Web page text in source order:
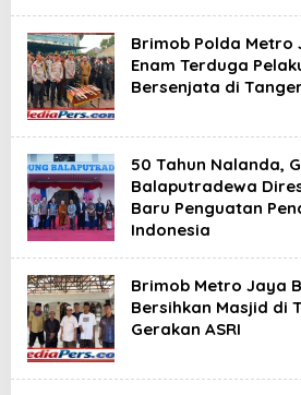
Brimob Polda Metro
Enam Terduga
Bersenjata di
50 Tahun Nalanda,
Balaputradewa
Baru Penguatan
Indonesia
Brimob Metro Jaya
Bersihkan Masjid di
Gerakan ASRI